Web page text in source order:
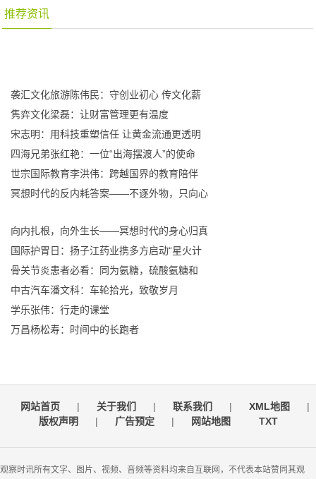
推荐资讯
袭汇文化旅游陈伟民：守创业初心 传文化薪
隽弈文化梁磊：让财富管理更有温度
宋志明：用科技重塑信任 让黄金流通更透明
四海兄弟张红艳：一位“出海摆渡人”的使命
世宗国际教育李洪伟：跨越国界的教育陪伴
冥想时代的反内耗答案——不逐外物，只向心
向内扎根，向外生长——冥想时代的身心归真
国际护胃日：扬子江药业携多方启动“星火计
骨关节炎患者必看：同为氨糖，硫酸氨糖和
中古汽车潘文科：车轮拾光，致敬岁月
学乐张伟：行走的课堂
万昌杨松寿：时间中的长跑者
网站首页 | 关于我们 | 联系我们 | XML地图
|
版权声明
| 广告预定 | 网站地图 TXT
观察时讯所有文字、图片、视频、音频等资料均来自互联网，不代表本站赞同其观